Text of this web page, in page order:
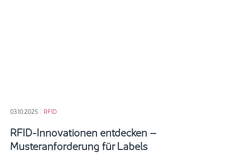
03.10.2025 RFID
RFID-Innovationen entdecken –
Musteranforderung für Labels